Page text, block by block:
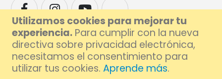
Utilizamos cookies para mejorar tu
experiencia. Para cumplir con la nueva
directiva sobre privacidad electrónica,
necesitamos el consentimiento para
utilizar tus cookies. Aprende más.
© 2026 Foxlive - Especialistas en Reparación de Móviles y Ordenadores en